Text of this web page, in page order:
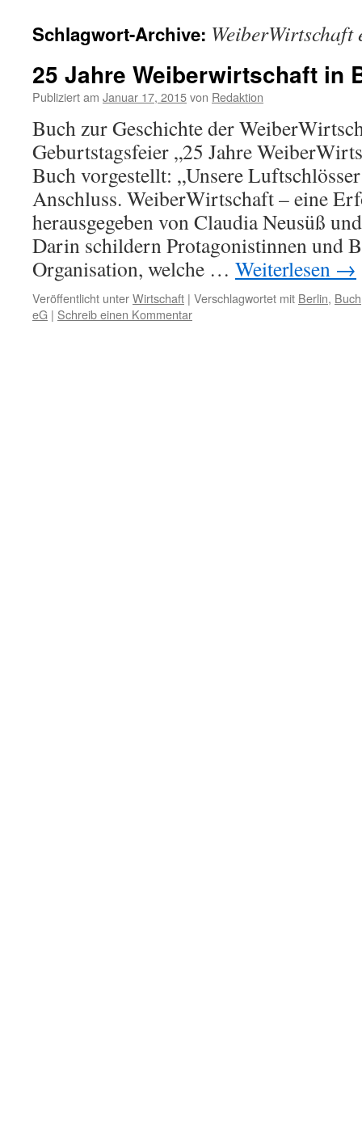
Schlagwort-Archive: WeiberWirtschaft
25 Jahre Weiberwirtschaft in
Publiziert am Januar 17, 2015von Redaktion
Buch zur Geschichte der
Geburtstagsfeier „25 Jahre
Buch vorgestellt: „Unsere
Anschluss. WeiberWirtschaft – eine
herausgegeben von Claudia Neusüß
Darin schildern Protagonistinnen und
Organisation, welche … Weiterlesen →
Veröffentlicht unterWirtschaft | Verschlagwortet mit Berlin, Buch
eG | Schreib einen Kommentar